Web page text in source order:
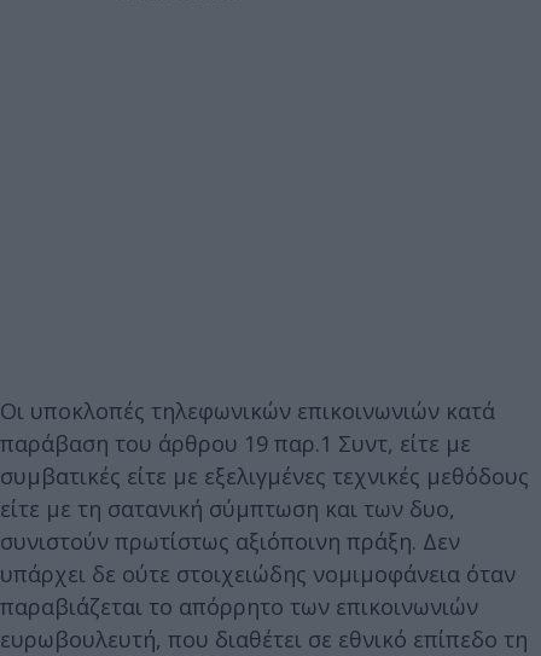
Οι υποκλοπές τηλεφωνικών επικοινωνιών κατά
παράβαση του άρθρου 19 παρ.1 Συντ, είτε με
συμβατικές είτε με εξελιγμένες τεχνικές μεθόδους
είτε με τη σατανική σύμπτωση και των δυο,
συνιστούν πρωτίστως αξιόποινη πράξη. Δεν
υπάρχει δε ούτε στοιχειώδης νομιμοφάνεια όταν
παραβιάζεται το απόρρητο των επικοινωνιών
ευρωβουλευτή, που διαθέτει σε εθνικό επίπεδο τη